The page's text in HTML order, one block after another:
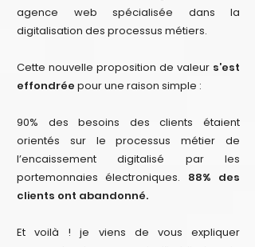
agence web spécialisée dans la
digitalisation des processus métiers.
Cette nouvelle proposition de valeur s’est
effondrée pour une raison simple :
90% des besoins des clients étaient
orientés sur le processus métier de
l’encaissement digitalisé par les
portemonnaies électroniques. 88% des
clients ont abandonné.
Et voilà ! je viens de vous expliquer